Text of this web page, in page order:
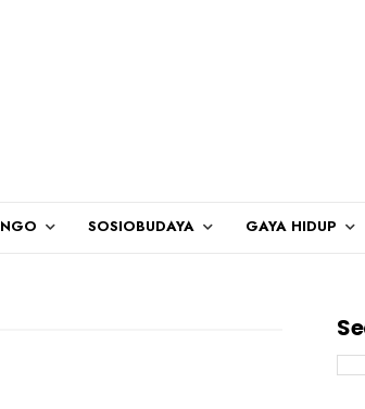
NGO SOSIOBUDAYA GAYA HIDUP